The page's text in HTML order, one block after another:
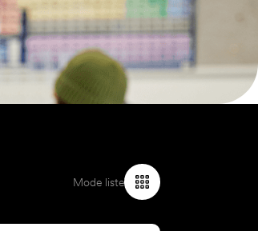
Mode liste